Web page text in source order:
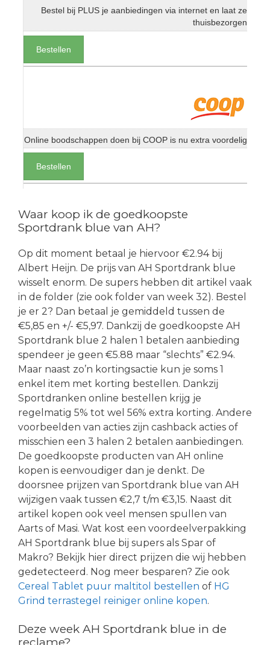
Bestel bij PLUS je aanbiedingen via internet en laat ze
thuisbezorgen
Bestellen
Online boodschappen doen bij COOP is nu extra voordelig
Bestellen
Waar koop ik de goedkoopste
Sportdrank blue van AH?
Op dit moment betaal je hiervoor €2.94 bij
Albert Heijn. De prijs van AH Sportdrank blue
wisselt enorm. De supers hebben dit artikel vaak
in de folder (zie ook folder van week 32). Bestel
je er 2? Dan betaal je gemiddeld tussen de
€5,85 en +/- €5,97. Dankzij de goedkoopste AH
Sportdrank blue 2 halen 1 betalen aanbieding
spendeer je geen €5.88 maar “slechts” €2.94.
Maar naast zo’n kortingsactie kun je soms 1
enkel item met korting bestellen. Dankzij
Sportdranken online bestellen krijg je
regelmatig 5% tot wel 56% extra korting. Andere
voorbeelden van acties zijn cashback acties of
misschien een 3 halen 2 betalen aanbiedingen.
De goedkoopste producten van AH online
kopen is eenvoudiger dan je denkt. De
doorsnee prijzen van Sportdrank blue van AH
wijzigen vaak tussen €2,7 t/m €3,15. Naast dit
artikel kopen ook veel mensen spullen van
Aarts of Masi. Wat kost een voordeelverpakking
AH Sportdrank blue bij supers als Spar of
Makro? Bekijk hier direct prijzen die wij hebben
gedetecteerd. Nog meer besparen? Zie ook
Cereal Tablet puur maltitol bestellen of HG
Grind terrastegel reiniger online kopen.
Deze week AH Sportdrank blue in de